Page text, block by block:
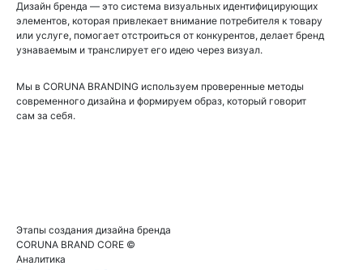
Дизайн бренда — это система визуальных идентифицирующих
элементов, которая привлекает внимание потребителя к товару
или услуге, помогает отстроиться от конкурентов, делает бренд
узнаваемым и транслирует его идею через визуал.
Мы в CORUNA BRANDING используем проверенные методы
современного дизайна и формируем образ, который говорит
сам за себя.
Этапы создания дизайна бренда
CORUNA BRAND CORE ©
Аналитика